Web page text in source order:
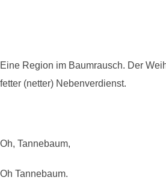
Eine Region im Baumrausch. Der
fetter (netter) Nebenverdienst.
Oh, Tannebaum,
Oh Tannebaum.